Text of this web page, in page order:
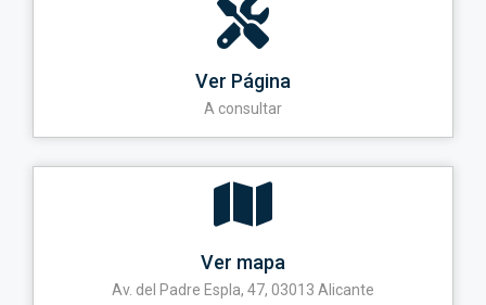
Ver Página
A consultar
Ver mapa
Av. del Padre Espla, 47, 03013 Alicante